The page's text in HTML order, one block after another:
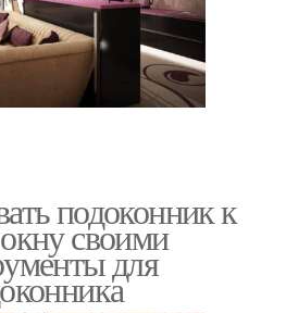
подоконник к
своими
для